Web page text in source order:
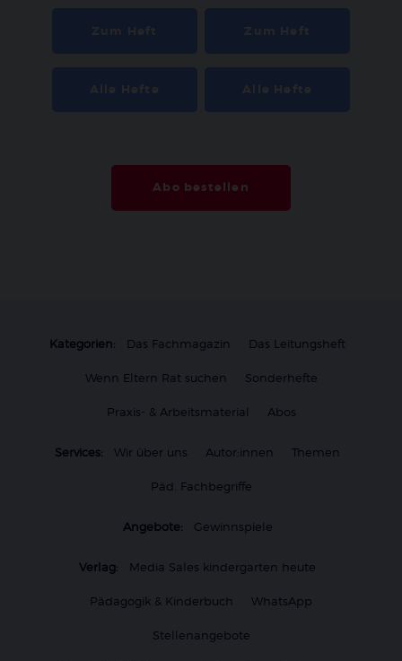
Abo bestellen
Kategorien: Das Fachmagazin Das Leitungsheft
Wenn Eltern Rat suchen Sonderhefte
Praxis- & Arbeitsmaterial Abos
Services: Wir über uns Autor:innen Themen
Päd. Fachbegriffe
Angebote: Gewinnspiele
Verlag: Media Sales kindergarten heute
Pädagogik & Kinderbuch WhatsApp
Stellenangebote